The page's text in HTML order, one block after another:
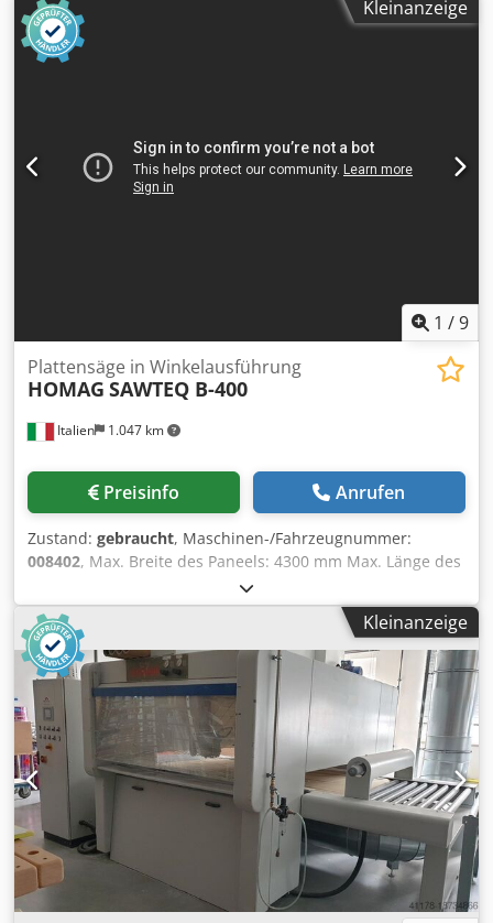
Ladesystem für die Dünnen: ja
Kleinanzeige
1 /9
Italien 1.047 km
Plattensäge in Winkelausführung
HOMAG SAWTEQ B-400
Preisinfo Anrufen
Zustand: gebraucht, Maschinen-/Fahrzeugnummer:
008402, Max. Breite des Paneels: 4300 mm Max. Länge des
Paneels: 2200 mm Max. Vorstand Hauptsägeblatt: 110 mm
Dodpfjygtbmox Anpowa Anzahl der Spannzangen, Längs: 9
Anzahl der Spannzangen, Quer: 4
Kleinanzeige